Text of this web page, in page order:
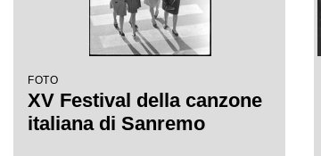
FOTO
XV Festival della canzone
italiana di Sanremo